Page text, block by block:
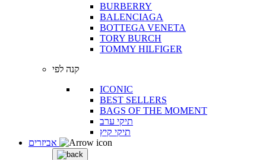
BURBERRY
BALENCIAGA
BOTTEGA VENETA
TORY BURCH
TOMMY HILFIGER
קנה לפי
ICONIC
BEST SELLERS
BAGS OF THE MOMENT
תיקי ערב
תיקי קיץ